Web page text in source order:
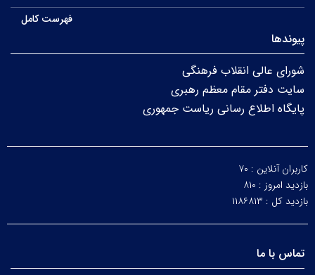
فهرست کامل
پیوندها
شورای عالی انقلاب فرهنگی
سایت دفتر مقام معظم رهبری
پایگاه اطلاع رسانی ریاست جمهوری
کاربران آنلاین : ۷۰
بازدید امروز : ۸۱۰
بازدید کل : ۱۱۸۶۸۱۳
تماس با ما